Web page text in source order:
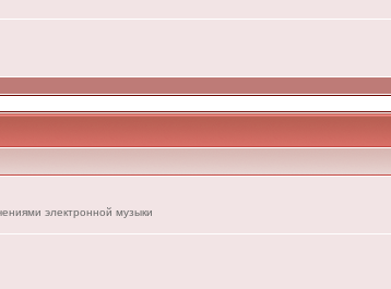
электронной музыки